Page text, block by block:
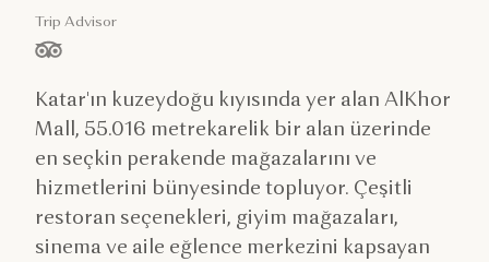
Trip Advisor
/ 5 yıldız, ölçüt:
Katar'ın kuzeydoğu kıyısında yer alan AlKhor
Mall, 55.016 metrekarelik bir alan üzerinde
en seçkin perakende mağazalarını ve
hizmetlerini bünyesinde topluyor. Çeşitli
restoran seçenekleri, giyim mağazaları,
sinema ve aile eğlence merkezini kapsayan